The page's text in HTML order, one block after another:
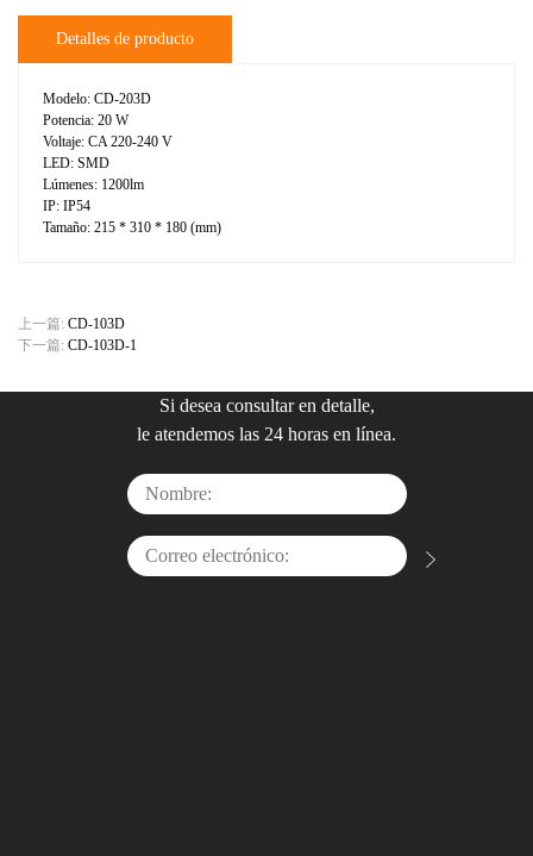
Detalles de producto
Modelo: CD-203D
Potencia: 20 W
Voltaje: CA 220-240 V
LED: SMD
Lúmenes: 1200lm
IP: IP54
Tamaño: 215 * 310 * 180 (mm)
上一篇: CD-103D
下一篇: CD-103D-1
Si desea consultar en detalle,
le atendemos las 24 horas en línea.